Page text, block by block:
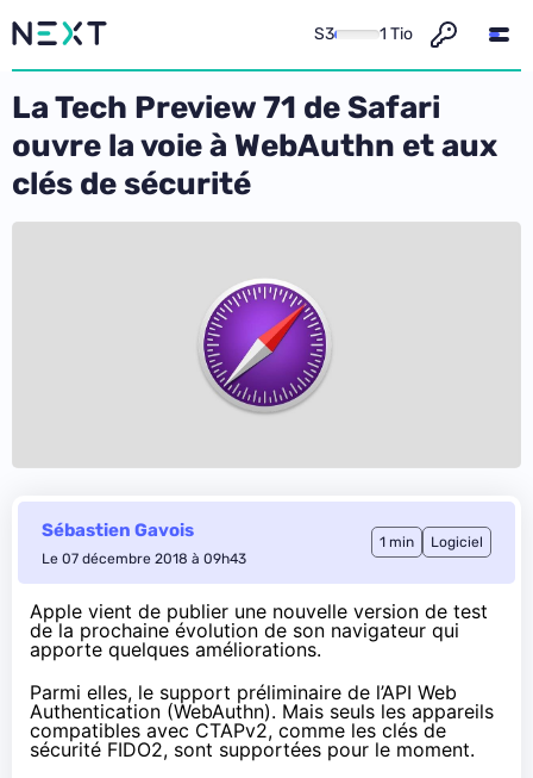
S3 1 Tio
La Tech Preview 71 de Safari
ouvre la voie à WebAuthn et aux
clés de sécurité
Sébastien Gavois
Le 07 décembre 2018 à 09h43
1 min Logiciel
Apple vient de publier une nouvelle version de test
de la prochaine évolution de son navigateur qui
apporte quelques améliorations.
Parmi elles, le support préliminaire de l’API Web
Authentication (WebAuthn). Mais seuls les appareils
compatibles avec CTAPv2, comme les clés de
sécurité FIDO2, sont supportées pour le moment.